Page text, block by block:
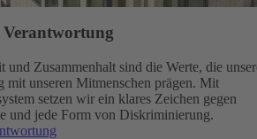
Verantwortung
und Zusammenhalt sind die Werte, die
mit unseren Mitmenschen prägen. Mit
setzen wir ein klares Zeichen gegen
und jede Form von Diskriminierung.